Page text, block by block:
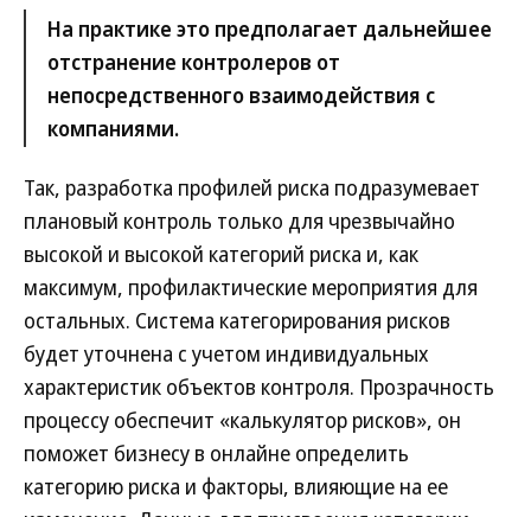
На практике это предполагает дальнейшее
отстранение контролеров от
непосредственного взаимодействия с
компаниями.
Так, разработка профилей риска подразумевает
плановый контроль только для чрезвычайно
высокой и высокой категорий риска и, как
максимум, профилактические мероприятия для
остальных. Система категорирования рисков
будет уточнена с учетом индивидуальных
характеристик объектов контроля. Прозрачность
процессу обеспечит «калькулятор рисков», он
поможет бизнесу в онлайне определить
категорию риска и факторы, влияющие на ее